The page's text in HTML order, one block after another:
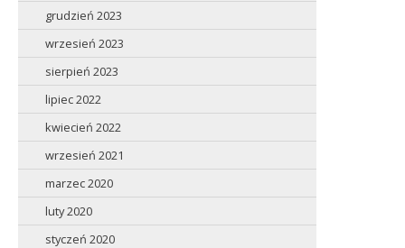
grudzień 2023
wrzesień 2023
sierpień 2023
lipiec 2022
kwiecień 2022
wrzesień 2021
marzec 2020
luty 2020
styczeń 2020